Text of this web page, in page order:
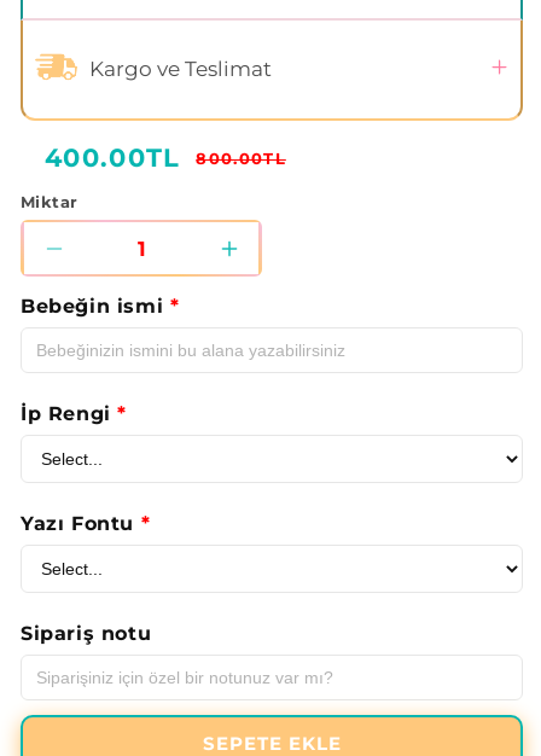
Kargo ve Teslimat
800.00TL
400.00TL
Miktar
Masum
Tilki
Pamuk
Müslin
Emzirme
Önlüğü
adedi
azaltın
Masum
Pamuk
Müslin
adedi
Bebeğin ismi *
İp Rengi *
Yazı Fontu *
Sipariş notu
SEPETE EKLE